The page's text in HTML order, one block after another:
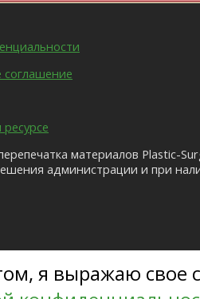
я выражаю свое
соглашение
материалов Plastic-
администрации и при